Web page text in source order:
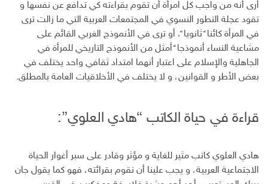
أرى أنه من واجب كل امرأة أن تقوم بقراءته كي تدافع عن نفسها و
تقود عجلة التطور النسوي في المجتمعات العربية التي ما زالت ترى
في المرأة كائنا ً ثانويا ً، أو ترى في الأنموذج الغربي القائم على
مشاعية النساء أنموذجا ً أمثل من الأنموذج التاريخي للمرأة في
الجاهلية والإسلام على اعتبار أنهما امتداد ثقافي واحد يختلف في
بعض الأطر و القوانين، و لا يختلف في الأخلاقيات العامة بالمطلق.
قراءة في حياة الكاتب “هادي العلوي”:
هادي العلوي كاتب مثير للغاية و مؤثر وقادر على سبر أغوار الحياة
الاجتماعية العربية، و يجب علينا أن نقوم بقرائته، فهو كما يقول جان